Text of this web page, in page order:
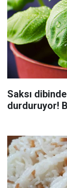
Saksı
durduruyor!